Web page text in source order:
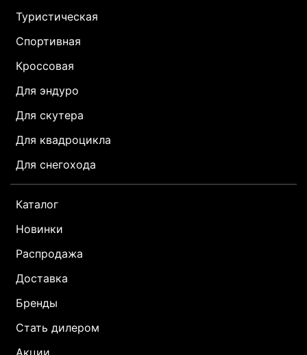
Туристическая
Спортивная
Кроссовая
Для эндуро
Для скутера
Для квадроцикла
Для снегохода
Каталог
Новинки
Распродажа
Доставка
Бренды
Стать дилером